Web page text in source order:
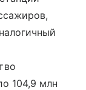
104,9 млн